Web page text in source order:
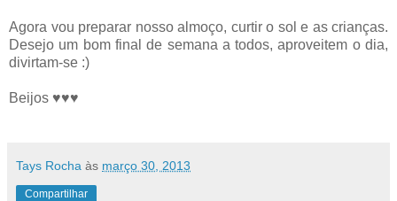
Agora vou preparar nosso almoço, curtir o sol e as crianças.
Desejo um bom final de semana a todos, aproveitem o dia,
divirtam-se :)
Beijos ♥♥♥
Tays Rocha às março 30, 2013
Compartilhar